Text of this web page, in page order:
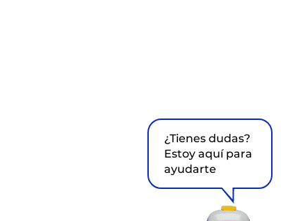
¿Tienes dudas?
Estoy aquí para
ayudarte